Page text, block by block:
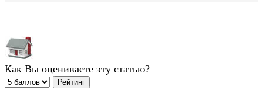
Как Вы оцениваете эту статью?